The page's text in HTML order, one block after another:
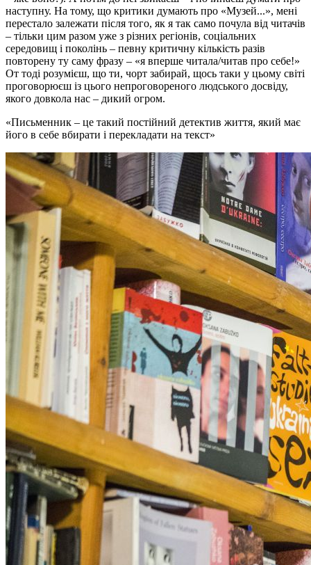
наступну. На тому, що критики думають про «Музей...», мені
перестало залежати після того, як я так само почула від читачів
– тільки цим разом уже з різних регіонів, соціальних
середовищ і поколінь – певну критичну кількість разів
повторену ту саму фразу – «я вперше читала/читав про себе!»
От тоді розумієш, що ти, чорт забирай, щось таки у цьому світі
проговорюєш із цього непроговореного людського досвіду,
якого довкола нас – дикий огром.
Письменник – це такий постійний детектив життя, який має
його в себе вбирати і перекладати на текст